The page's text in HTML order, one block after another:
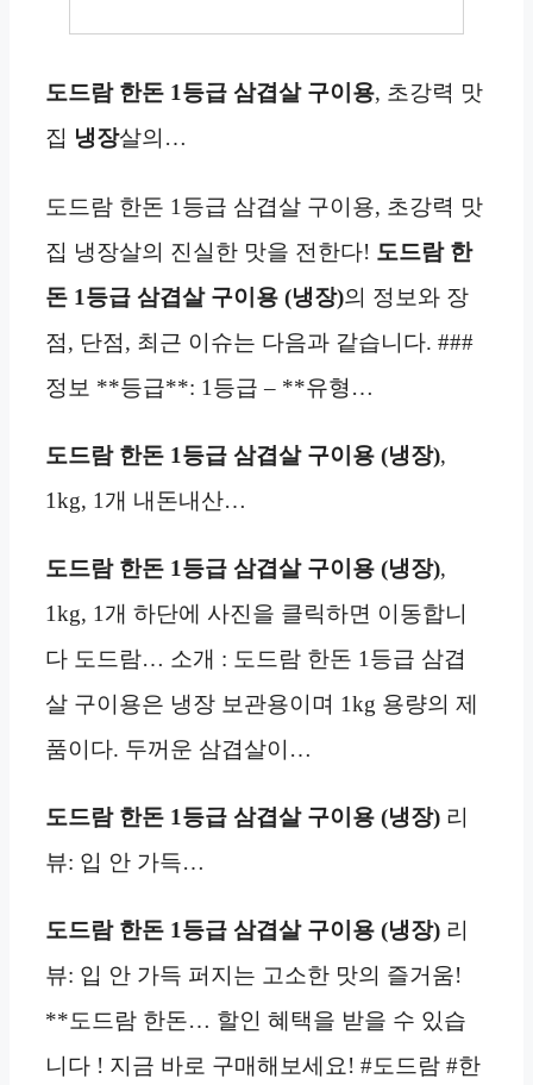
도드람 한돈 1등급 삼겹살 구이용, 초강력 맛
집 냉장살의…
도드람 한돈 1등급 삼겹살 구이용, 초강력 맛
집 냉장살의 진실한 맛을 전한다! 도드람 한
돈 1등급 삼겹살 구이용 (냉장)의 정보와 장
점, 단점, 최근 이슈는 다음과 같습니다. ###
정보 **등급**: 1등급 – **유형…
도드람 한돈 1등급 삼겹살 구이용 (냉장),
1kg, 1개 내돈내산…
도드람 한돈 1등급 삼겹살 구이용 (냉장),
1kg, 1개 하단에 사진을 클릭하면 이동합니
다 도드람… 소개 : 도드람 한돈 1등급 삼겹
살 구이용은 냉장 보관용이며 1kg 용량의 제
품이다. 두꺼운 삼겹살이…
도드람 한돈 1등급 삼겹살 구이용 (냉장) 리
뷰: 입 안 가득…
도드람 한돈 1등급 삼겹살 구이용 (냉장) 리
뷰: 입 안 가득 퍼지는 고소한 맛의 즐거움!
**도드람 한돈… 할인 혜택을 받을 수 있습
니다 ! 지금 바로 구매해보세요! #도드람 #한